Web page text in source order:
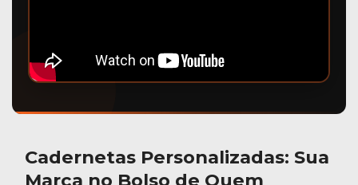
Cadernetas Personalizadas: Sua
Marca no Bolso de Quem